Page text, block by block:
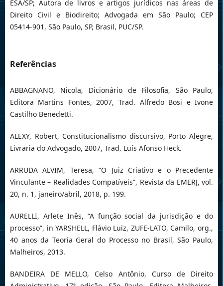
ESA/SP; Autora de livros e artigos jurídicos nas áreas de
Direito Civil e Biodireito; Advogada em São Paulo; CEP
05414-901, São Paulo, SP, Brasil, PUC/SP.
Referências
ABBAGNANO, Nicola, Dicionário de Filosofia, São Paulo,
Editora Martins Fontes, 2007, Trad. Alfredo Bosi e Ivone
Castilho Benedetti.
ALEXY, Robert, Constitucionalismo discursivo, Porto Alegre,
Livraria do Advogado, 2007, Trad. Luís Afonso Heck.
ARRUDA ALVIM, Teresa, “O Juiz Criativo e o Precedente
Vinculante – Realidades Compatíveis”, Revista da EMERJ, vol.
20, n. 1, janeiro/abril, 2018, p. 199.
AURELLI, Arlete Inês, “A função social da jurisdição e do
processo”, in YARSHELL, Flávio Luiz, ZUFE-LATO, Camilo, org.,
40 anos da Teoria Geral do Processo no Brasil, São Paulo,
Malheiros, 2013.
BANDEIRA DE MELLO, Celso Antônio, Curso de Direito